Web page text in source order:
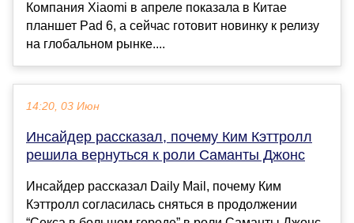
Компания Xiaomi в апреле показала в Китае
планшет Pad 6, а сейчас готовит новинку к релизу
на глобальном рынке....
14:20, 03 Июн
Инсайдер рассказал, почему Ким Кэттролл
решила вернуться к роли Саманты Джонс
Инсайдер рассказал Daily Mail, почему Ким
Кэттролл согласилась сняться в продолжении